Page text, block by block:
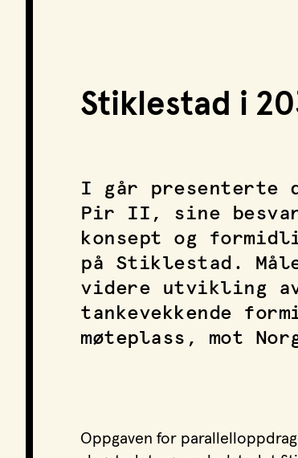
Stiklestad i
I går presenterte
Pir II, sine
konsept og
på Stiklestad.
videre utvikling
tankevekkende
møteplass, mot
Oppgaven for